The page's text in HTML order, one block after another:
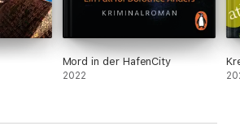
Mord in der HafenCity
2022